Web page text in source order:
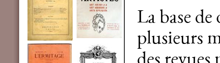
La base
plusieurs